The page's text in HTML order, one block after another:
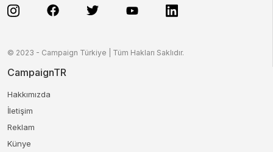
© 2023 - Campaign Türkiye | Tüm Hakları Saklıdır.
CampaignTR
Hakkımızda
İletişim
Reklam
Künye